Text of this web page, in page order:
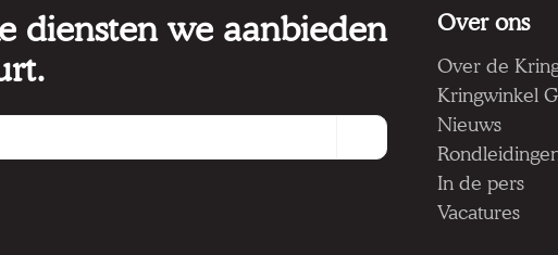
diensten we aanbieden
Over ons
Over de
Kringwinkel
Nieuws
In de pers
Vacatures